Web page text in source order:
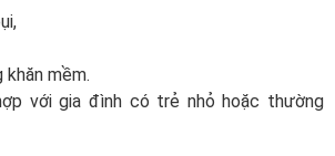
khăn mềm.
với gia đình có trẻ nhỏ hoặc thường